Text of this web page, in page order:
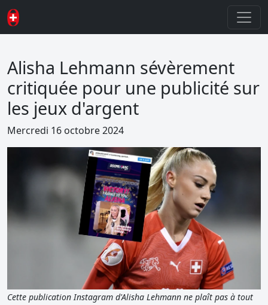
Alisha Lehmann sévèrement
critiquée pour une publicité sur
les jeux d'argent
Mercredi 16 octobre 2024
Cette publication Instagram d'Alisha Lehmann ne plaît pas à tout